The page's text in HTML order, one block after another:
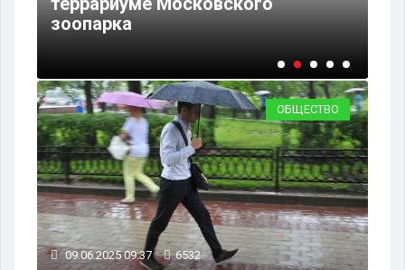
зоопарка
ОБЩЕСТВО
09.06.2025 09:37 6532